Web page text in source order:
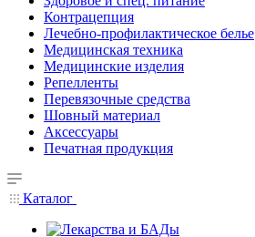
Контрацепция
Лечебно-профилактическое белье
Медицинская техника
Медицинские изделия
Репелленты
Перевязочные средства
Шовный материал
Аксессуары
Печатная продукция
Каталог